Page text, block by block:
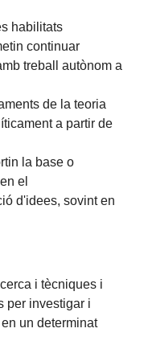
habilitats
continuar
treball autònom a
de la teoria
a partir de
la base o
el
d'idees, sovint en
i tècniques i
per investigar i
un determinat